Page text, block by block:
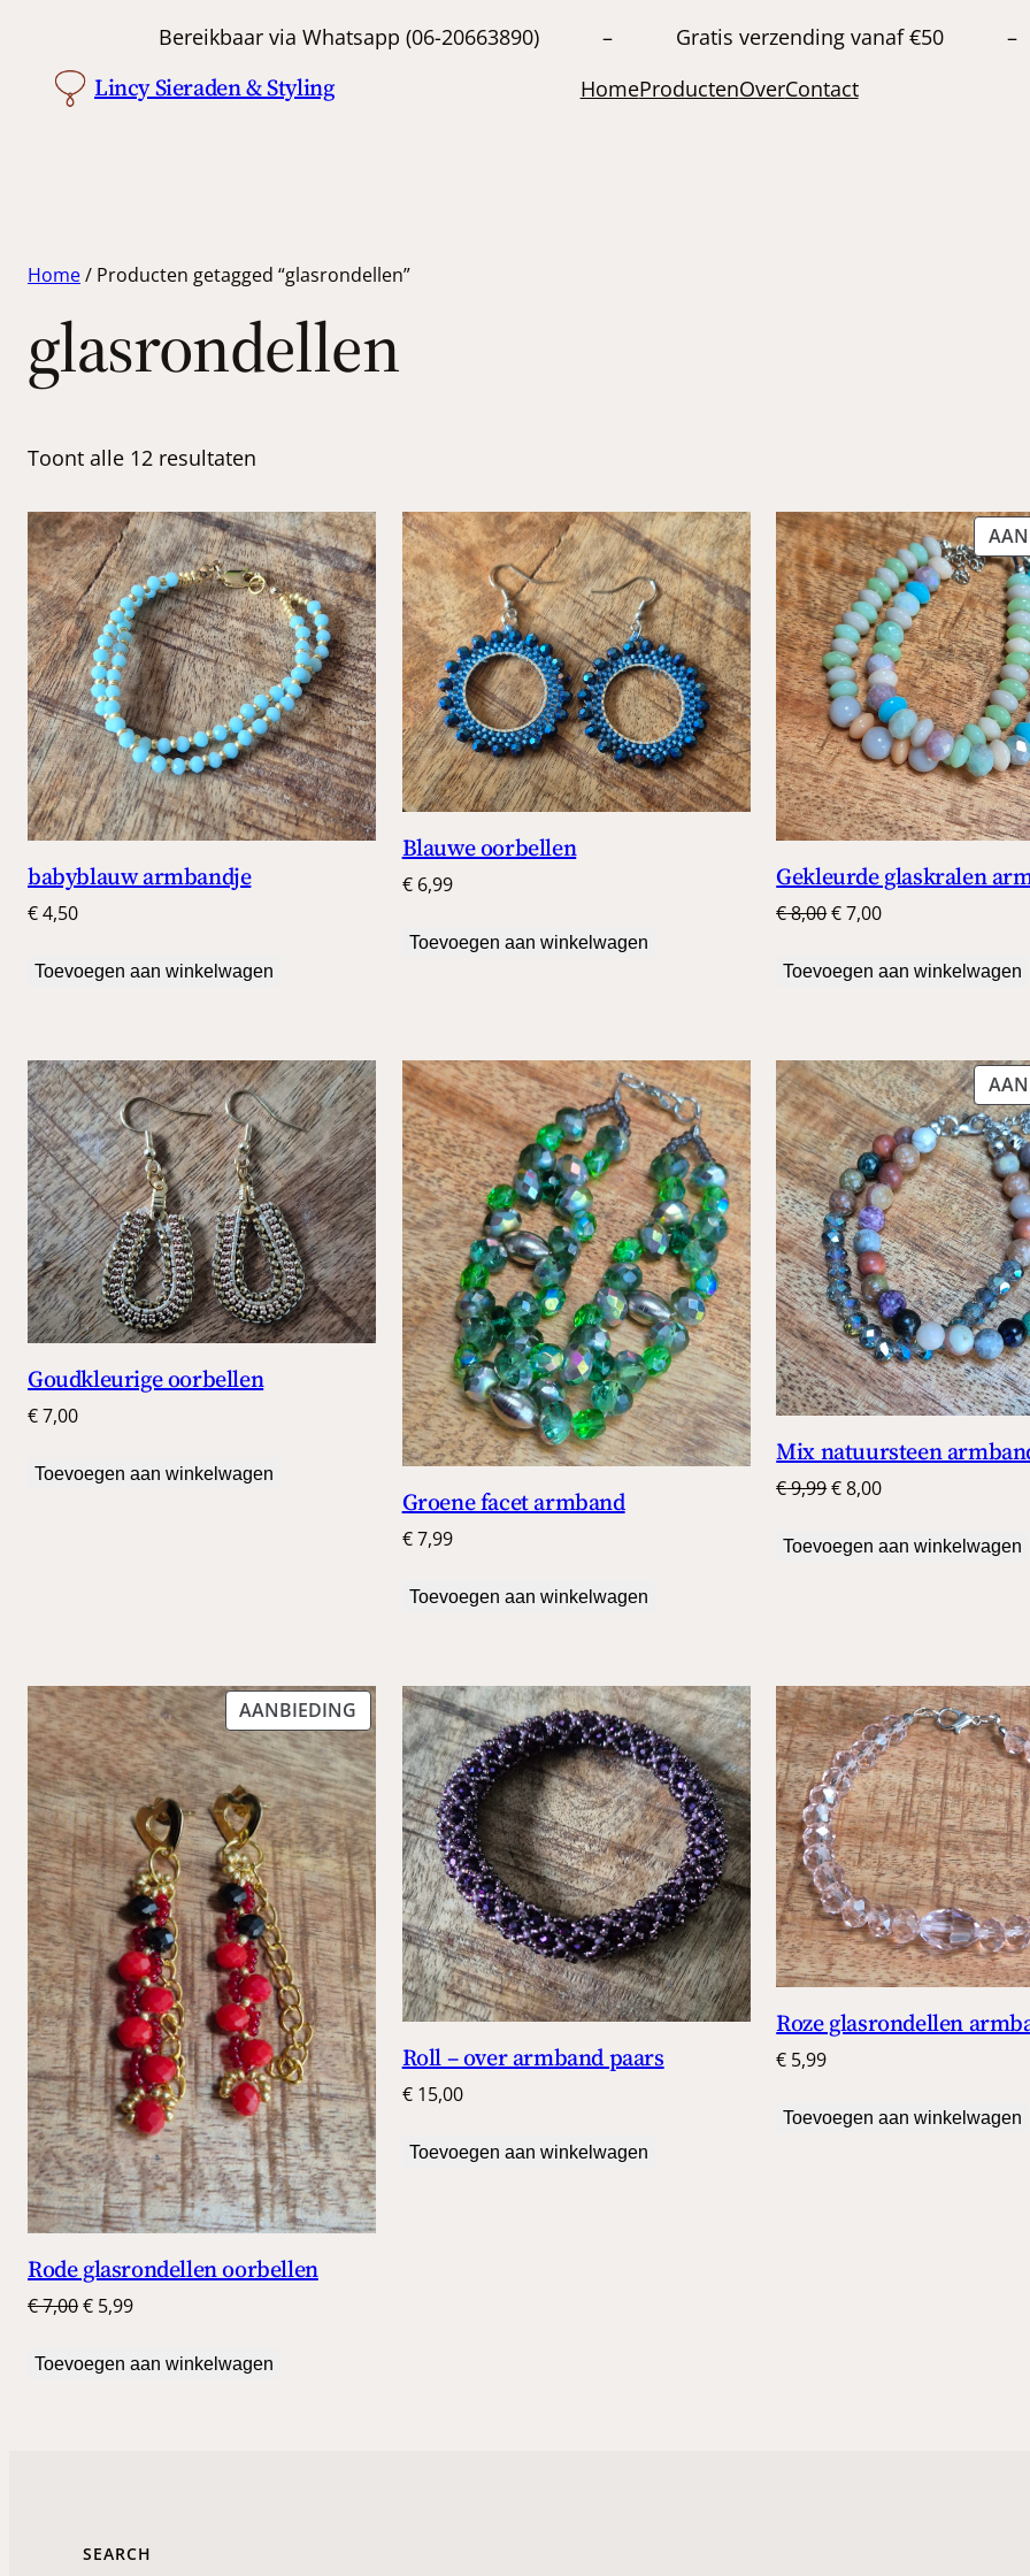
Bereikbaar via Whatsapp (06-20663890) – Gratis verzending vanaf €50 –
Lincy Sieraden & Styling HomeProductenOverContact
Home/ Producten getagged “glasrondellen”
glasrondellen
Toont alle 12 resultaten
babyblauw armbandje
€4,50
Toevoegen aan winkelwagen
Blauwe oorbellen
€6,99
Toevoegen aan winkelwagen
Gekleurde glaskralen
€8,00Oorspronkelijke
was:
€7,00Huidige
is:
Toevoegen aan winkelwagen
Goudkleurige oorbellen
€7,00
Toevoegen aan winkelwagen
Groene facet armband
€7,99
Toevoegen aan winkelwagen
Mix natuursteen
€9,99Oorspronkelijke
was:
€8,00Huidige
is:
Toevoegen aan winkelwagen
AANBIEDING PRODUCT
IN
DE
UITVERKOOP
Rode glasrondellen oorbellen
€7,00Oorspronkelijke
was:
€ 5,99Huidige
is:
Toevoegen aan winkelwagen
Roll – over armband paars
€15,00
Toevoegen aan winkelwagen
Roze glasrondellen
€ 5,99
Toevoegen aan winkelwagen
SEARCH